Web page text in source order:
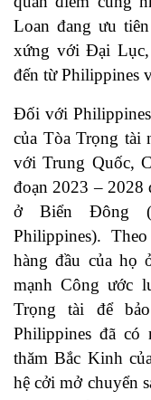
Loan đang ưu
xứng với Đại Lục,
đến từ Philippines
Đối với
của Tòa Trọng tài
với Trung Quốc,
đoạn 2023 – 2028
ở Biển Đông
Philippines).
hàng đầu của họ
mạnh Công ước
Trọng tài để
Philippines đã có
thăm Bắc Kinh
hệ cởi mở chuyển